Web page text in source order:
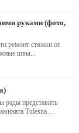
ремонт стяжки от
швы...
рады представить
Tulesna